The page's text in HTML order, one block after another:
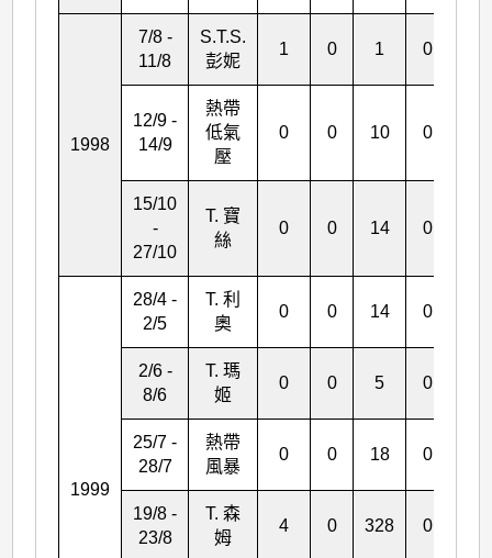
1998
7/8 -
11/8
S.T.S.
彭妮
1 0 1 0
12/9 -
14/9
熱帶
低氣
壓
0 0 10 0
15/10
-
27/10
T. 寶
絲
0 0 14 0
1999
28/4 -
2/5
T. 利
奧
0 0 14 0
2/6 -
8/6
T. 瑪
姬
0 0 5 0
25/7 -
28/7
熱帶
風暴
0 0 18 0
19/8 -
23/8
T. 森
姆
4 0 328 0